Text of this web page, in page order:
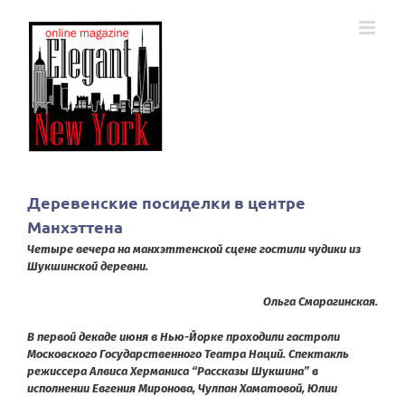
Деревенские посиделки в центре
Манхэттена
Четыре вечера на манхэттенской сцене гостили чудики из
Шукшинской деревни.
Ольга Смарагинская.
В первой декаде июня в Нью-Йорке проходили гастроли
Московского Государственного Театра Наций. Спектакль
режиссера Алвиса Херманиса “Рассказы Шукшина” в
исполнении Евгения Миронова, Чулпан Хаматовой, Юлии